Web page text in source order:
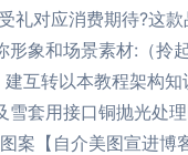
礼对应消费期待?这
象和场景素材:（
互转以本教程架构
套用接口铜抛光处
案【自介美图宣进